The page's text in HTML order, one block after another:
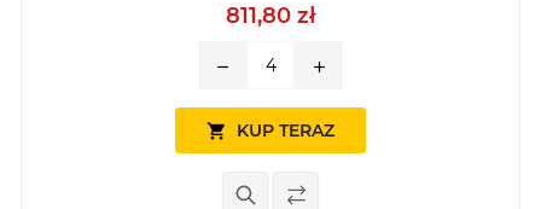
811,80 zł
remove add
 KUP TERAZ